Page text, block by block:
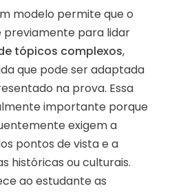
modelo permite que o
para lidar
tópicos complexos,
que pode ser adaptada
na prova. Essa
importante porque
exigem a
pontos de vista e a
históricas ou culturais.
ao estudante as